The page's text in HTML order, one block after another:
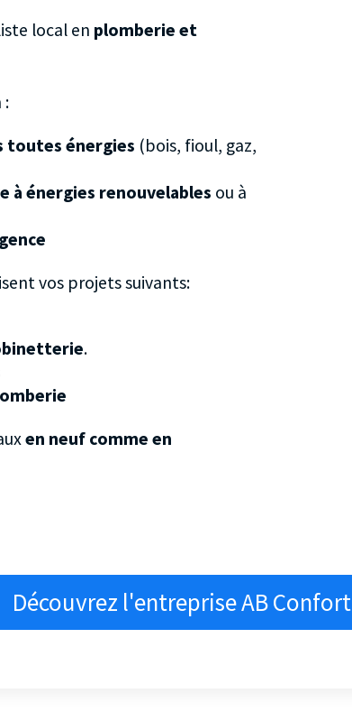
local en plomberie et
:
toutes énergies (bois, fioul, gaz,
à énergies renouvelables ou à
vos projets suivants:
.
en neuf comme en
Découvrez l'entreprise AB Confort